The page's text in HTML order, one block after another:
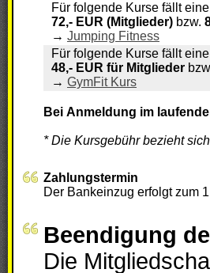
Für folgende Kurse fällt
72,- EUR (Mitglieder) bzw.
→ Jumping Fitness
Für folgende Kurse fällt
48,- EUR für Mitglieder
→ GymFit Kurs
Bei Anmeldung im
* Die Kursgebühr bezieht
Zahlungstermin
Beendigung
Die